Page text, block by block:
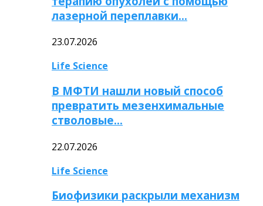
лазерной переплавки…
23.07.2026
Life Science
В МФТИ нашли новый способ
превратить мезенхимальные
стволовые…
22.07.2026
Life Science
Биофизики раскрыли механизм